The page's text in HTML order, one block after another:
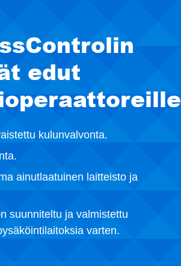
edut
kulunvalvonta.
ainutlaatuinen laitteisto ja
suunniteltu ja valmistettu
varten.